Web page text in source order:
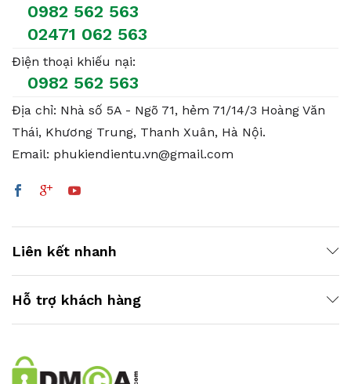
0982 562 563
02471 062 563
Điện thoại khiếu nại:
0982 562 563
Địa chỉ: Nhà số 5A - Ngõ 71, hẻm 71/14/3 Hoàng Văn
Thái, Khương Trung, Thanh Xuân, Hà Nội.
Email: phukiendientu.vn@gmail.com
Liên kết nhanh
Hỗ trợ khách hàng